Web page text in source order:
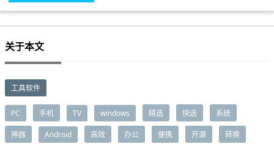
关于本文
工具软件
PC 手机 TV windows 精选 快选 系统
神器 Android 高效 办公 便携 开源 转换